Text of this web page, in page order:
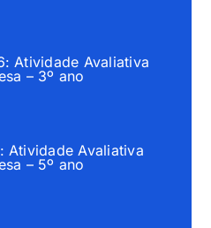
Atividade Avaliativa
– 3º ano
Atividade Avaliativa
– 5º ano